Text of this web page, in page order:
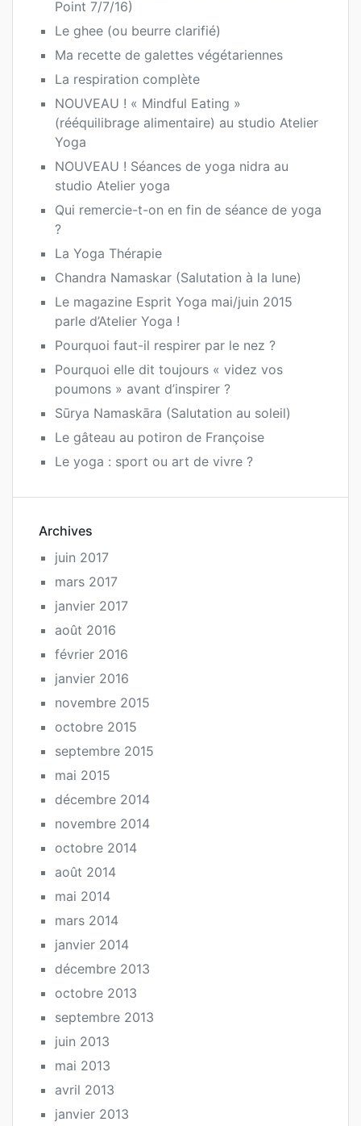
Point 7/7/16)
Le ghee (ou beurre clarifié)
Ma recette de galettes végétariennes
La respiration complète
NOUVEAU ! « Mindful Eating »
(rééquilibrage alimentaire) au studio Atelier
Yoga
NOUVEAU ! Séances de yoga nidra au
studio Atelier yoga
Qui remercie-t-on en fin de séance de yoga
?
La Yoga Thérapie
Chandra Namaskar (Salutation à la lune)
Le magazine Esprit Yoga mai/juin 2015
parle d’Atelier Yoga !
Pourquoi faut-il respirer par le nez ?
Pourquoi elle dit toujours « videz vos
poumons » avant d’inspirer ?
Sūrya Namaskāra (Salutation au soleil)
Le gâteau au potiron de Françoise
Le yoga : sport ou art de vivre ?
Archives
juin 2017
mars 2017
janvier 2017
août 2016
février 2016
janvier 2016
novembre 2015
octobre 2015
septembre 2015
mai 2015
décembre 2014
novembre 2014
octobre 2014
août 2014
mai 2014
mars 2014
janvier 2014
décembre 2013
octobre 2013
septembre 2013
juin 2013
mai 2013
avril 2013
janvier 2013